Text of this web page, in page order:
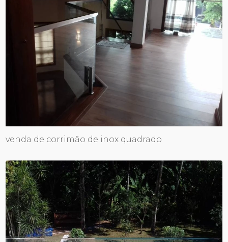
venda de corrimão de inox quadrado